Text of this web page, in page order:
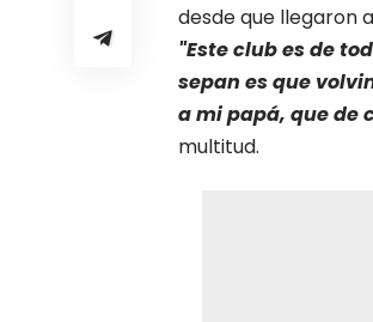
desde que llegaron
"Este club es de
sepan es que
a mi papá, que de
multitud.